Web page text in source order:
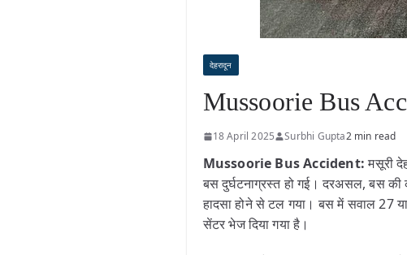
देहरादून
Mussoorie Bus
18 April 2025 Surbhi Gupta2 min read
Mussoorie Bus Accident:मसूरी
बस दुर्घटनाग्रस्त हो गई। दरअसल, बस
हादसा होने से टल गया। बस में सवाल 27
सेंटर भेज दिया गया है।